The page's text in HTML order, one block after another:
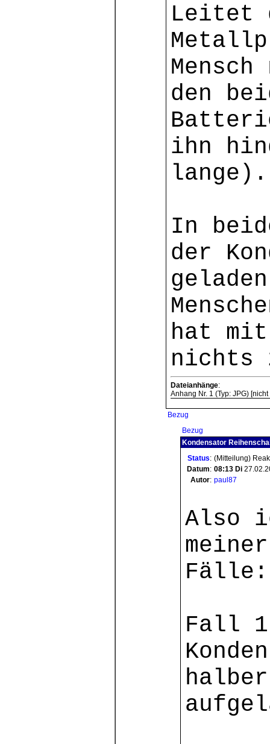
Leitet
den
ihn
lange).
In
der
hat mit
nichts
Dateianhänge:
Anhang Nr. 1 (Typ: JPG)
Bezug
Bezug
Kondensator
Status: (Mitteilung)
Datum: 08:13 Di
Autor: paul87
Also
Fälle:
Fall